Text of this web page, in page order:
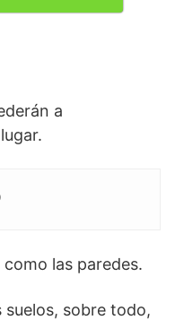
a
las paredes.
suelos, sobre todo,